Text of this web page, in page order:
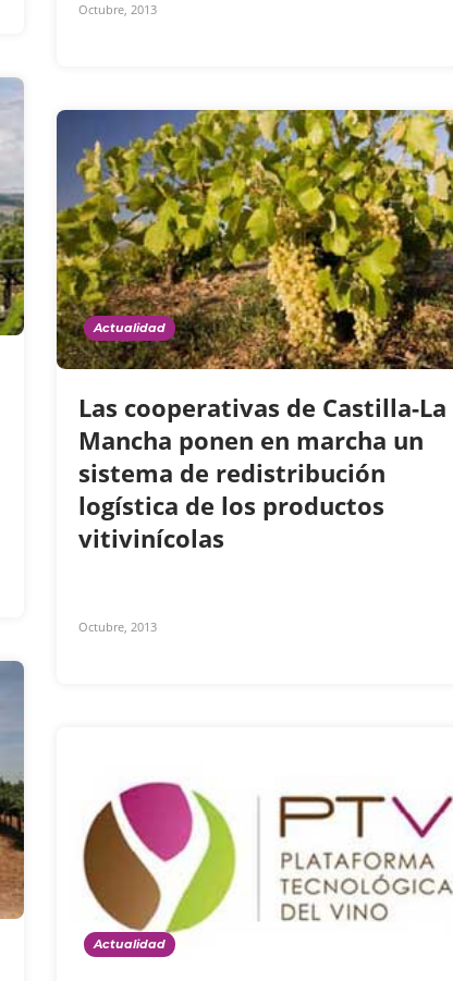
Octubre, 2013
Actualidad
Las cooperativas de Castilla-La
Mancha ponen en marcha un
sistema de redistribución
logística de los productos
vitivinícolas
Octubre, 2013
Actualidad